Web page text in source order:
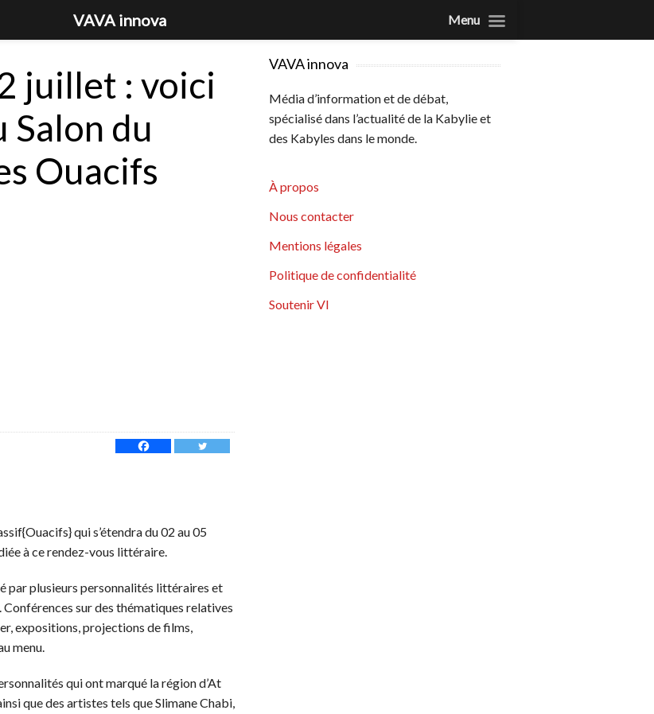
juillet : voici
Salon du
Ouacifs
qui s’étendra du 02 au 05
à ce rendez-vous littéraire.
par plusieurs personnalités littéraires et
sur des thématiques relatives
expositions, projections de films,
menu.
qui ont marqué la région d’At
que des artistes tels que Slimane Chabi,
VAVA innova
Média d’information et de débat,
spécialisé dans l’actualité de la Kabylie et
des Kabyles dans le monde.
À propos
Nous contacter
Mentions légales
Politique de confidentialité
Soutenir VI
VAVA innova Menu